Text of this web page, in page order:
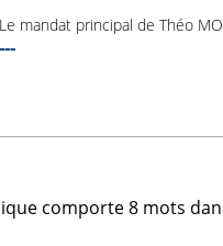
Le mandat principal de Théo
---
comporte 8 mots